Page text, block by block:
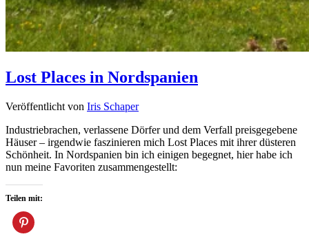
Lost Places in Nordspanien
Veröffentlicht von Iris Schaper
Industriebrachen, verlassene Dörfer und dem Verfall preisgegebene
Häuser – irgendwie faszinieren mich Lost Places mit ihrer düsteren
Schönheit. In Nordspanien bin ich einigen begegnet, hier habe ich
nun meine Favoriten zusammengestellt:
Teilen mit: